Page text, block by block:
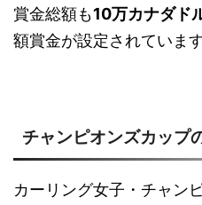
賞金総額も10万カナダド
額賞金が設定されています
チャンピオンズカップ
カーリング女子・チャン